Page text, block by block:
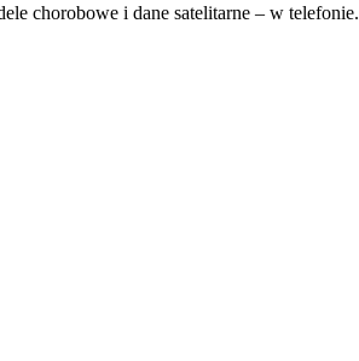
chorobowe i dane satelitarne – w telefonie.